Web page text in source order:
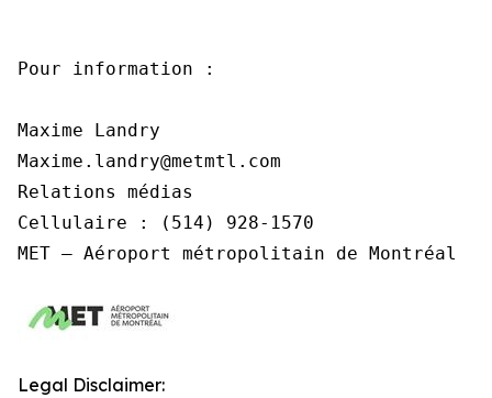
Pour information :
Maxime Landry
Maxime.landry@metmtl.com
Relations médias
Cellulaire : (514) 928-1570
MET – Aéroport métropolitain de Montréal
Legal Disclaimer: